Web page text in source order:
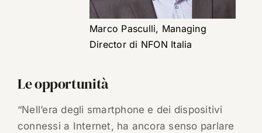
Marco Pasculli, Managing
Director di NFON Italia
Le opportunità
“Nell’era degli smartphone e dei dispositivi
connessi a Internet, ha ancora senso parlare